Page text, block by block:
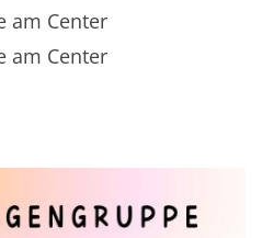
am Center
am Center